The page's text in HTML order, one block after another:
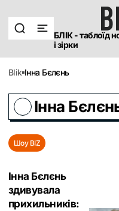
БЛІК - таблоїд
і зірки
blik Інна Бєлєнь
Інна
Шоу BIZ
Інна Бєлєнь
здивувала
прихильників: